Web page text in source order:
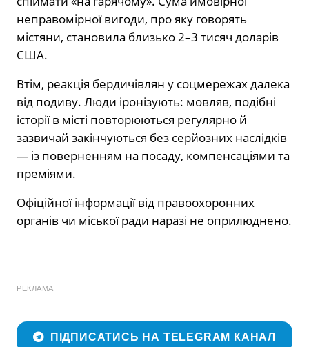
неправомірної вигоди, про яку говорять
містяни, становила близько 2–3 тисяч доларів
США.
Втім, реакція бердичівлян у соцмережах далека
від подиву. Люди іронізують: мовляв, подібні
історії в місті повторюються регулярно й
зазвичай закінчуються без серйозних наслідків
— із поверненням на посаду, компенсаціями та
преміями.
Офіційної інформації від правоохоронних
органів чи міської ради наразі не оприлюднено.
РЕКЛАМА
ПІДПИСАТИСЬ НА TELEGRAM КАНАЛ